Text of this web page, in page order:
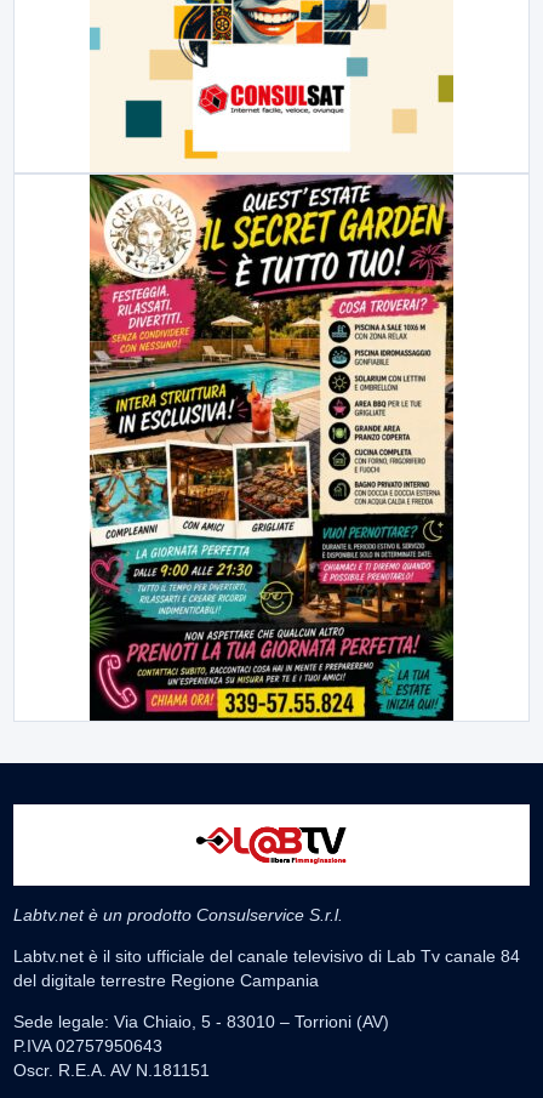
Labtv.net è un prodotto Consulservice S.r.l.
Labtv.net è il sito ufficiale del canale televisivo di Lab Tv canale 84
del digitale terrestre Regione Campania
Sede legale: Via Chiaio, 5 - 83010 – Torrioni (AV)
P.IVA 02757950643
Oscr. R.E.A. AV N.181151